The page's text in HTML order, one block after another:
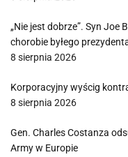
„Nie jest dobrze”. Syn Joe
chorobie byłego
8 sierpnia 2026
Korporacyjny wyścig
8 sierpnia 2026
Gen. Charles Costanza
Army w Europie